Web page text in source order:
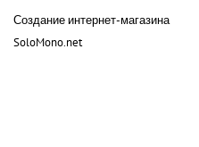
200 грн
Создание интернет-магазина
SoloMono.net